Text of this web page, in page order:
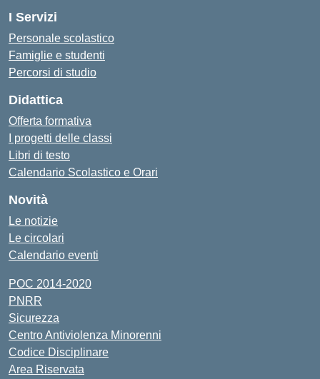
I Servizi
Personale scolastico
Famiglie e studenti
Percorsi di studio
Didattica
Offerta formativa
I progetti delle classi
Libri di testo
Calendario Scolastico e Orari
Novità
Le notizie
Le circolari
Calendario eventi
POC 2014-2020
PNRR
Sicurezza
Centro Antiviolenza Minorenni
Codice Disciplinare
Area Riservata